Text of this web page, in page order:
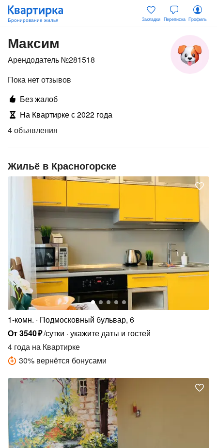
Закладки Переписка Профиль
Максим
Арендодатель №281518
Пока нет отзывов
Без жалоб
На Квартирке с 2022 года
4 объявления
Жильё в Красногорске
1-комн.
Подмосковный бульвар, 6
От3540₽/сутки укажите даты и гостей
4 года на Квартирке
30% вернётся бонусами